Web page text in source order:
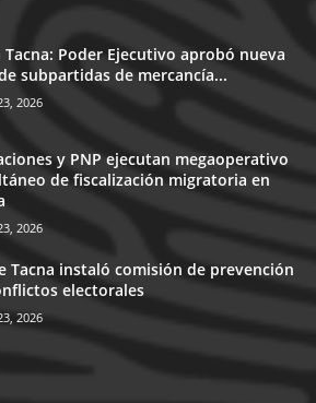
Tacna: Poder Ejecutivo aprobó nueva
subpartidas de mercancía...
2026
y PNP ejecutan megaoperativo
de fiscalización migratoria en
2026
Tacna instaló comisión de prevención
electorales
2026